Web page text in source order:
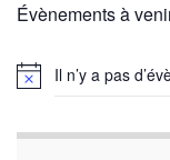
Évènements à
Il n’y a pas